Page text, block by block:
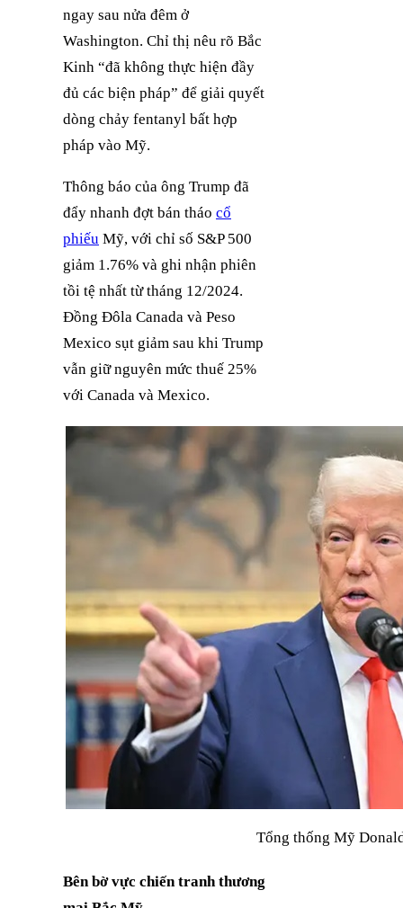
ngay sau nửa đêm ở
Washington. Chỉ thị nêu rõ Bắc
Kinh “đã không thực hiện đầy
đủ các biện pháp” để giải quyết
dòng chảy fentanyl bất hợp
pháp vào Mỹ.
Thông báo của ông Trump đã
đẩy nhanh đợt bán tháo cổ
phiếu Mỹ, với chỉ số S&P 500
giảm 1.76% và ghi nhận phiên
tồi tệ nhất từ tháng 12/2024.
Đồng Đôla Canada và Peso
Mexico sụt giảm sau khi Trump
vẫn giữ nguyên mức thuế 25%
với Canada và Mexico.
Tổng thống Mỹ
Bên bờ vực chiến tranh thương